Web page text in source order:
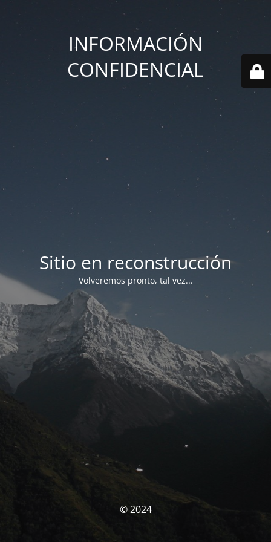
INFORMACIÓN
CONFIDENCIAL
Sitio en reconstrucción
Volveremos pronto, tal vez...
© 2024